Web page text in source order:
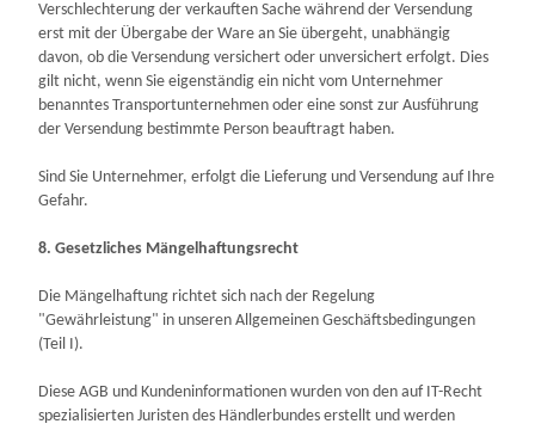
Verschlechterung der verkauften Sache während der Versendung
erst mit der Übergabe der Ware an Sie übergeht, unabhängig
davon, ob die Versendung versichert oder unversichert erfolgt. Dies
gilt nicht, wenn Sie eigenständig ein nicht vom Unternehmer
benanntes Transportunternehmen oder eine sonst zur Ausführung
der Versendung bestimmte Person beauftragt haben.
Sind Sie Unternehmer, erfolgt die Lieferung und Versendung auf Ihre
Gefahr.
8. Gesetzliches Mängelhaftungsrecht
Die Mängelhaftung richtet sich nach der Regelung
"Gewährleistung" in unseren Allgemeinen Geschäftsbedingungen
(Teil I).
Diese AGB und Kundeninformationen wurden von den auf IT-Recht
spezialisierten Juristen des Händlerbundes erstellt und werden